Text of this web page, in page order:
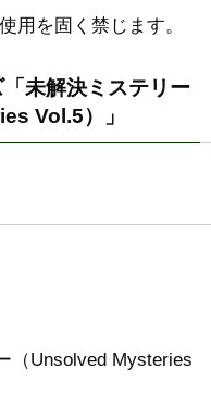
用を固く禁じます。
未解決ミステリー
Vol.5）」
（Unsolved Mysteries